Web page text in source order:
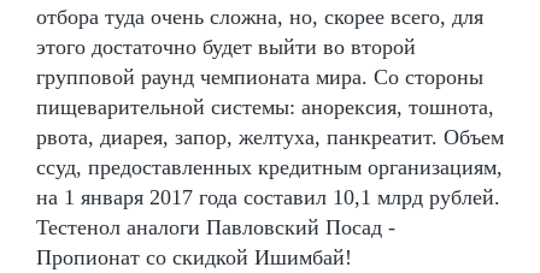
отбора туда очень сложна, но, скорее всего, для
этого достаточно будет выйти во второй
групповой раунд чемпионата мира. Со стороны
пищеварительной системы: анорексия, тошнота,
рвота, диарея, запор, желтуха, панкреатит. Объем
ссуд, предоставленных кредитным организациям,
на 1 января 2017 года составил 10,1 млрд рублей.
Тестенол аналоги Павловский Посад -
Пропионат со скидкой Ишимбай!